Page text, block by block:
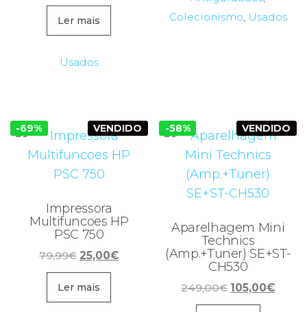
Ler mais
Usados
Colecionismo, Usados
-69% VENDIDO
Impressora
Multifuncoes HP
PSC 750
79,99€ O
preço
original
era:
25,00€O
Ler mais
-58% VENDIDO
Aparelhagem Mini
Technics
(Amp.+Tuner) SE+ST-
CH530
249,00€ O
preço
105,00€O